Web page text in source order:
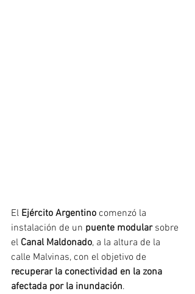
El Ejército Argentino comenzó la
instalación de un puente modular sobre
el Canal Maldonado, a la altura de la
calle Malvinas, con el objetivo de
recuperar la conectividad en la zona
afectada por la inundación.